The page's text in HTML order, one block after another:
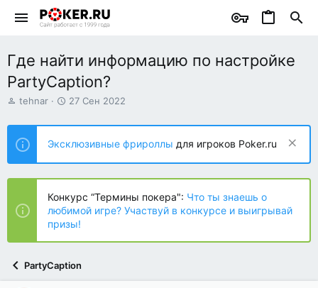
Где найти информацию по настройке
PartyCaption?
А
т
о
р
т
е
ы
tehnar
Д
т
н
а
ч
л
а
27 Сен 2022
Эксклюзивные фрироллы для игроков Poker.ru
Конкурс “Термины покера": Что ты знаешь о
любимой игре? Участвуй в конкурсе и выигрывай
призы!
PartyCaption